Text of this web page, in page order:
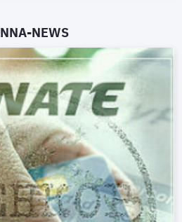
NEWS